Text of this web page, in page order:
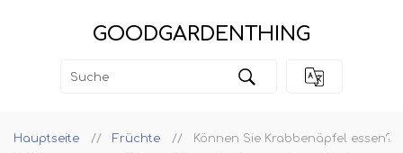
GOODGARDENTHING
Hauptseite Früchte Können Sie Krabbenäpfel